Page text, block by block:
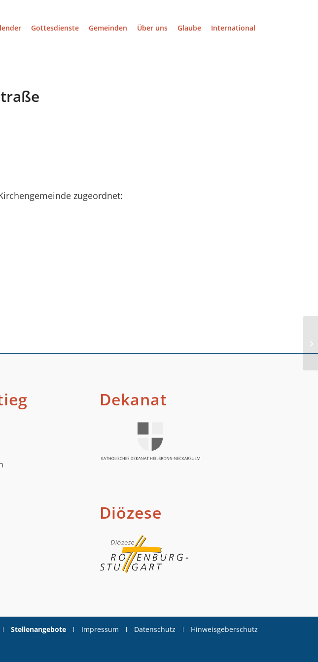
Gottesdienste Gemeinden Über uns Glaube International
zugeordnet:
Dekanat
Diözese
Stellenangebote Impressum Datenschutz Hinweisgeberschutz